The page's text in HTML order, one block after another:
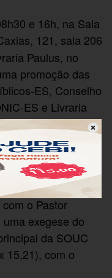
e 16h, na Sala
121, sala 206
Paulus, no
promoção das
ES, Conselho
ES e Livraria
da Leitura
seguida foi
o Pastor
exegese do
da SOUC
15,21), com o